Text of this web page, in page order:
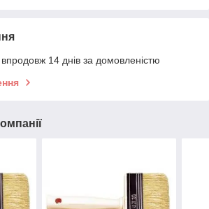
14 днів за домовленістю